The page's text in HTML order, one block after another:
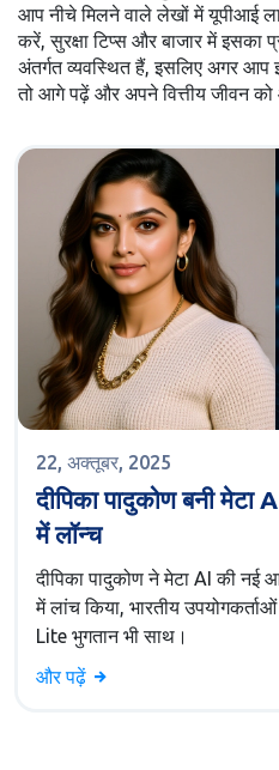
आप नीचे मिलने वाले लेखों में यूपीआई
करें, सुरक्षा टिप्स और बाजार में
अंतर्गत व्यवस्थित हैं, इसलिए अगर आप
तो आगे पढ़ें और अपने वित्तीय जीवन
22, अक्तूबर, 2025
दीपिका पादुकोण बनी
में लॉन्च
दीपिका पादुकोण ने मेटा AI की नई
में लांच किया, भारतीय
Lite भुगतान भी साथ।
और पढ़ें